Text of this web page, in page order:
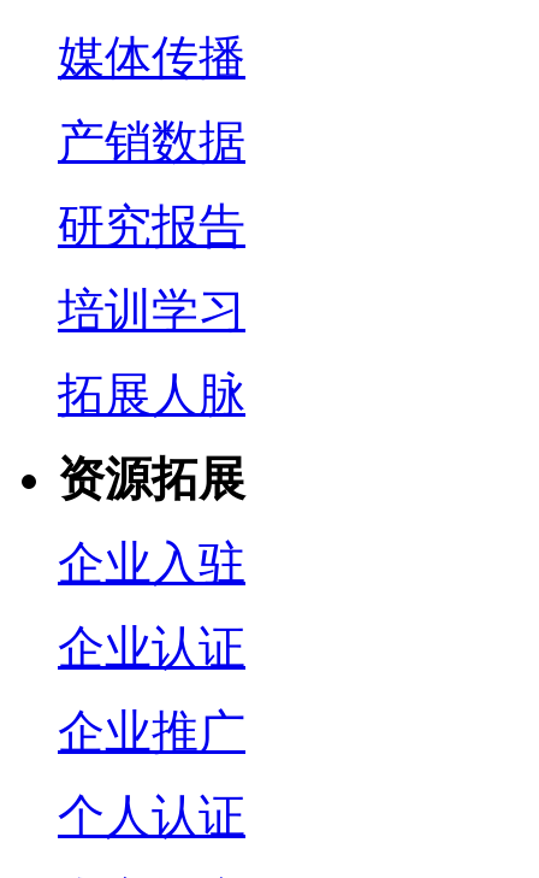
媒体传播
产销数据
研究报告
培训学习
拓展人脉
资源拓展
企业入驻
企业认证
企业推广
个人认证